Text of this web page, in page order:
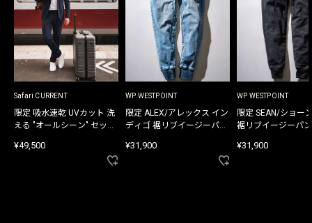
Safari CURRENT
限定 吸水速乾 UVカット 洗
える "オールシーン" セット
¥49,500
WP WESTPOINT
限定 ALEX/アレックス イン
ディゴ 裾リブイージーパン
¥31,900
WP WESTPOINT
限定 SEAN/ショー
裾リブイージーパ
¥31,900